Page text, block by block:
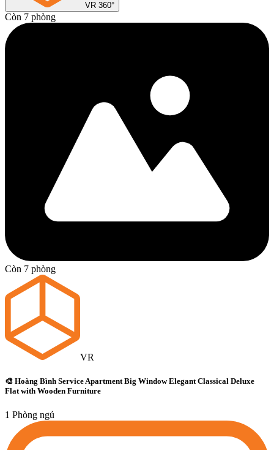
VR 360°
Còn 7 phòng
Còn 7 phòng
VR
🎨 Hoàng Bình Service Apartment Big Window Elegant Classical Deluxe
Flat with Wooden Furniture
1 Phòng ngủ